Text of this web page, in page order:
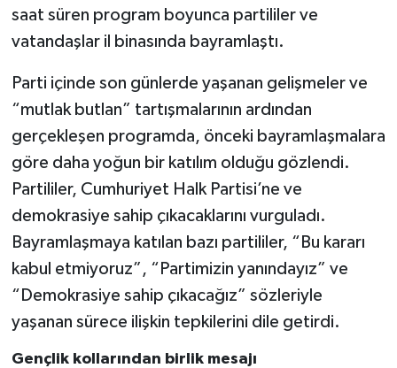
saat süren program boyunca partililer ve
vatandaşlar il binasında bayramlaştı.
Parti içinde son günlerde yaşanan gelişmeler ve
“mutlak butlan” tartışmalarının ardından
gerçekleşen programda, önceki bayramlaşmalara
göre daha yoğun bir katılım olduğu gözlendi.
Partililer, Cumhuriyet Halk Partisi’ne ve
demokrasiye sahip çıkacaklarını vurguladı.
Bayramlaşmaya katılan bazı partililer, “Bu kararı
kabul etmiyoruz”, “Partimizin yanındayız” ve
“Demokrasiye sahip çıkacağız” sözleriyle
yaşanan sürece ilişkin tepkilerini dile getirdi.
Gençlik kollarından birlik mesajı
Yaşam
Yemek